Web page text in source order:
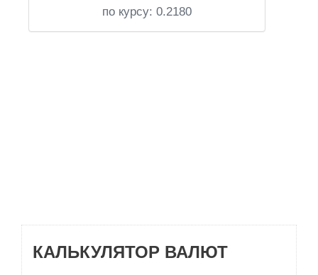
по курсу: 0.2180
КАЛЬКУЛЯТОР ВАЛЮТ